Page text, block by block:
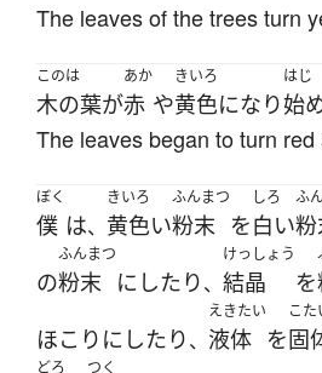
The leaves of the trees turn
このは
木の葉が
あか
赤 や
きいろ
黄色になり
はじ
始
The leaves began to turn red
ぼく
僕 は、
きいろ
黄色い
ふんまつ
粉末 を
しろ
白い
ふ
の
ふんまつ
粉末 に したり、
けっしょう
結晶 を
ほこり に したり、
えきたい
液体 を
こた
固
どろ つく